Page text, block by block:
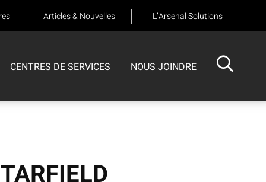
Articles & Nouvelles L’Arsenal Solutions
CENTRES DE SERVICES NOUS JOINDRE